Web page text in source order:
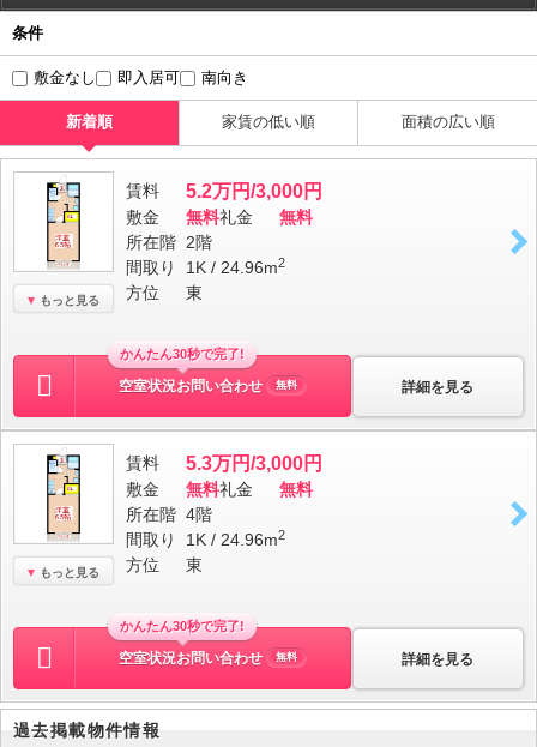
条件
敷金なし 即入居可 南向き
新着順 家賃の低い順 面積の広い順
もっと見る
賃料 5.2万円/3,000円
敷金 無料礼金
無料
所在階 2階
間取り
1K / 24.96m2
方位 東
詳細を見る
かんたん30秒で完了!
空室状況お問い合わせ 無料
もっと見る
賃料 5.3万円/3,000円
敷金 無料礼金
無料
所在階 4階
間取り
1K / 24.96m2
方位 東
詳細を見る
かんたん30秒で完了!
空室状況お問い合わせ 無料
過去掲載物件情報